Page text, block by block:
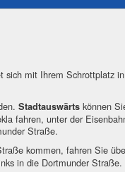
sich mit Ihrem Schrottplatz
Stadtauswärts können
fahren, unter der
Straße.
kommen, fahren Sie
in die Dortmunder Straße.